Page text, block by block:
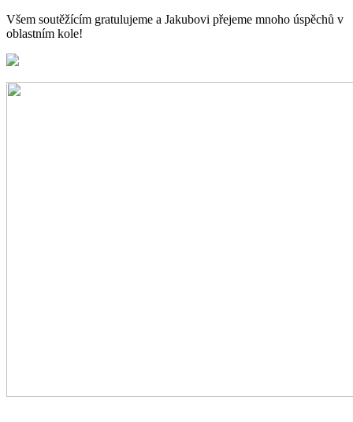
Všem soutěžícím gratulujeme a Jakubovi přejeme mnoho úspěchů v
oblastním kole!